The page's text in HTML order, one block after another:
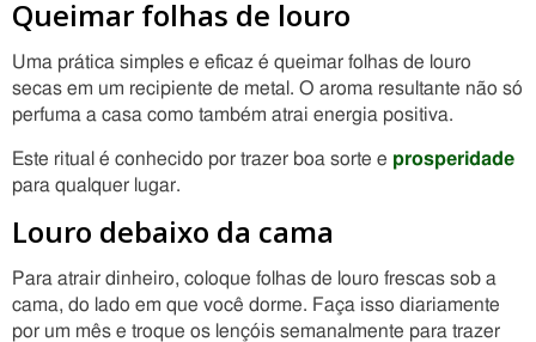
Queimar folhas de louro
Uma prática simples e eficaz é queimar folhas de louro
secas em um recipiente de metal. O aroma resultante não só
perfuma a casa como também atrai energia positiva.
Este ritual é conhecido por trazer boa sorte e prosperidade
para qualquer lugar.
Louro debaixo da cama
Para atrair dinheiro, coloque folhas de louro frescas sob a
cama, do lado em que você dorme. Faça isso diariamente
por um mês e troque os lençóis semanalmente para trazer